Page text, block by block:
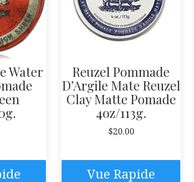
Water
Reuzel Pommade
D’Argile Mate Reuzel
Clay Matte Pomade
4oz/113g.
$20.00
Vue Rapide